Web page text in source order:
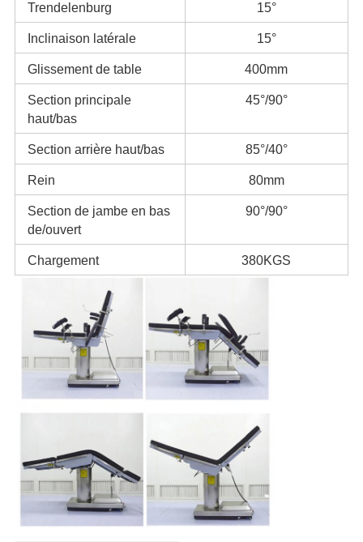
Trendelenburg 15°
Inclinaison latérale 15°
Glissement de table 400mm
Section principale
haut/bas
45°/90°
Section arrière haut/bas 85°/40°
Rein 80mm
Section de jambe en bas
de/ouvert
90°/90°
Chargement 380KGS